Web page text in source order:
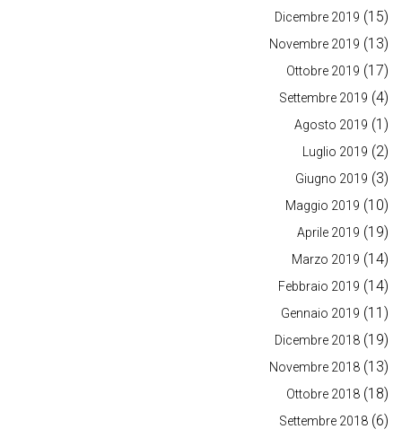
Dicembre 2019 (15)
Novembre 2019 (13)
Ottobre 2019 (17)
Settembre 2019 (4)
Agosto 2019 (1)
Luglio 2019 (2)
Giugno 2019 (3)
Maggio 2019 (10)
Aprile 2019 (19)
Marzo 2019 (14)
Febbraio 2019 (14)
Gennaio 2019 (11)
Dicembre 2018 (19)
Novembre 2018 (13)
Ottobre 2018 (18)
Settembre 2018 (6)